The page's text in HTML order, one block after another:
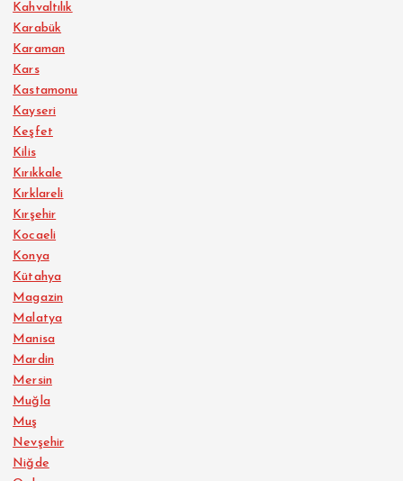
Kahvaltılık
Karabük
Karaman
Kars
Kastamonu
Kayseri
Keşfet
Kilis
Kırıkkale
Kırklareli
Kırşehir
Kocaeli
Konya
Kütahya
Magazin
Malatya
Manisa
Mardin
Mersin
Muğla
Muş
Nevşehir
Niğde